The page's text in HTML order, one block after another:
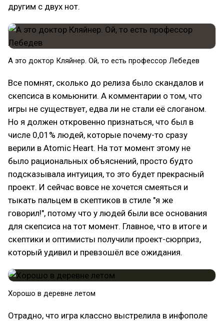
другим с двух нот.
А это доктор Кляйнер. Ой, то есть профессор Лебедев
Все помнят, сколько до релиза было скандалов и
скепсиса в комьюнити. А комментарии о том, что
игры не существует, едва ли не стали её слоганом.
Но я должен откровенно признаться, что был в
числе 0,01% людей, которые почему-то сразу
верили в Atomic Heart. На тот момент этому не
было рациональных объяснений, просто будто
подсказывала интуиция, то это будет прекрасный
проект. И сейчас вовсе не хочется смеяться и
тыкать пальцем в скептиков в стиле "я же
говорил!", потому что у людей были все основания
для скепсиса на тот момент. Главное, что в итоге и
скептики и оптимисты получили проект-сюрприз,
который удивил и превзошёл все ожидания.
Хорошо в деревне летом
Отрадно, что игра классно выстрелила в инфополе